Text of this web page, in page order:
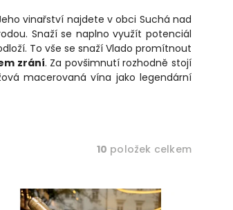
vinařství najdete v obci Suchá nad
Snaží se naplno využít potenciál
To vše se snaží Vlado promítnout
zrání. Za povšimnutí rozhodně stojí
macerovaná vína jako legendární
10 položek celkem